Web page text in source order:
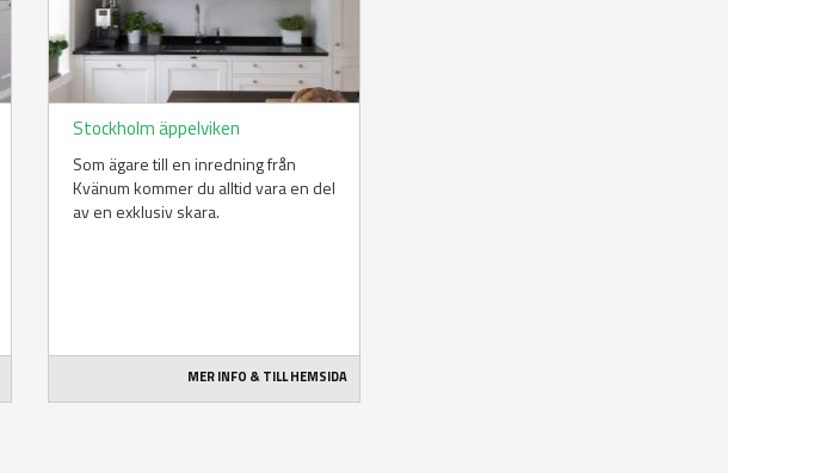
Stockholm äppelviken
Som ägare till en inredning från
Kvänum kommer du alltid vara en del
av en exklusiv skara.
MER INFO & TILL HEMSIDA